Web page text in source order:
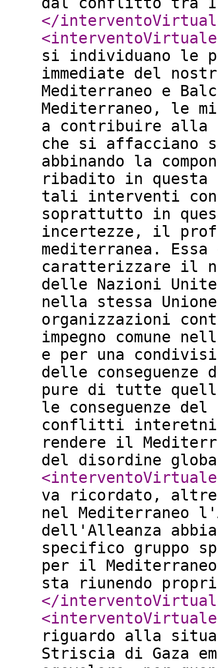
</
<interventoVirtuale
si individuano le
immediate del
Mediterraneo e
Mediterraneo, le
a contribuire alla
che si affacciano
abbinando la
ribadito in questa
tali interventi
soprattutto in
incertezze, il
mediterranea.
caratterizzare il
delle Nazioni
nella stessa
organizzazioni
impegno comune
e per una
delle conseguenze
pure di tutte
le conseguenze
conflitti
rendere il
del disordine
<interventoVirtuale
va ricordato,
nel Mediterraneo
dell'Alleanza
specifico gruppo
per il
sta riunendo
</
<interventoVirtuale
riguardo alla
Striscia di Gaza